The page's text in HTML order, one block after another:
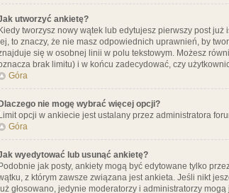
utworzyć ankietę?
Kiedy tworzysz nowy wątek lub edytujesz pierwszy post
to znaczy, że nie masz odpowiednich uprawnień, by
się w osobnej linii w polu tekstowym. Możesz
brak limitu) i w końcu zadecydować, czy
Góra
Dlaczego nie mogę wybrać więcej opcji?
Limit opcji w ankiecie jest ustalany przez administratora
Góra
wyedytować lub usunąć ankietę?
Podobnie jak posty, ankiety mogą być edytowane tylko
z którym zawsze związana jest ankieta. Jeśli nikt
głosowano, jedynie moderatorzy i administratorzy